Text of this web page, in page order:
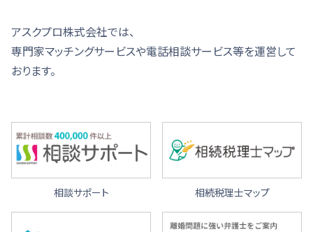
アスクプロ株式会社では、
専門家マッチングサービスや電話相談サービス等を運営して
おります。
相談サポート 相続税理士マップ